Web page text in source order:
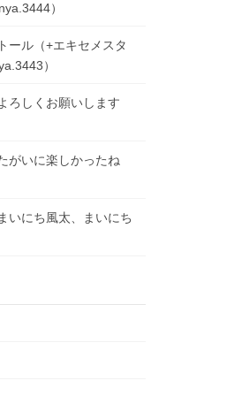
）
ール（+エキセメスタ
）
ろしくお願いします
がいに楽しかったね
いにち風太、まいにち